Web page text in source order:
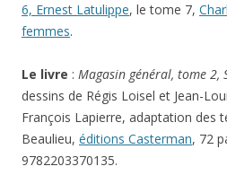
6, Ernest Latulippe, le tome 7,
femmes.
Le livre : Magasin général, tome 2,
dessins de Régis Loisel et Jean-
François Lapierre, adaptation des
Beaulieu, éditions Casterman, 72
9782203370135.